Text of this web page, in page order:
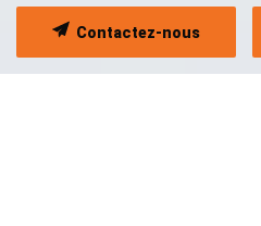
Contactez-nous